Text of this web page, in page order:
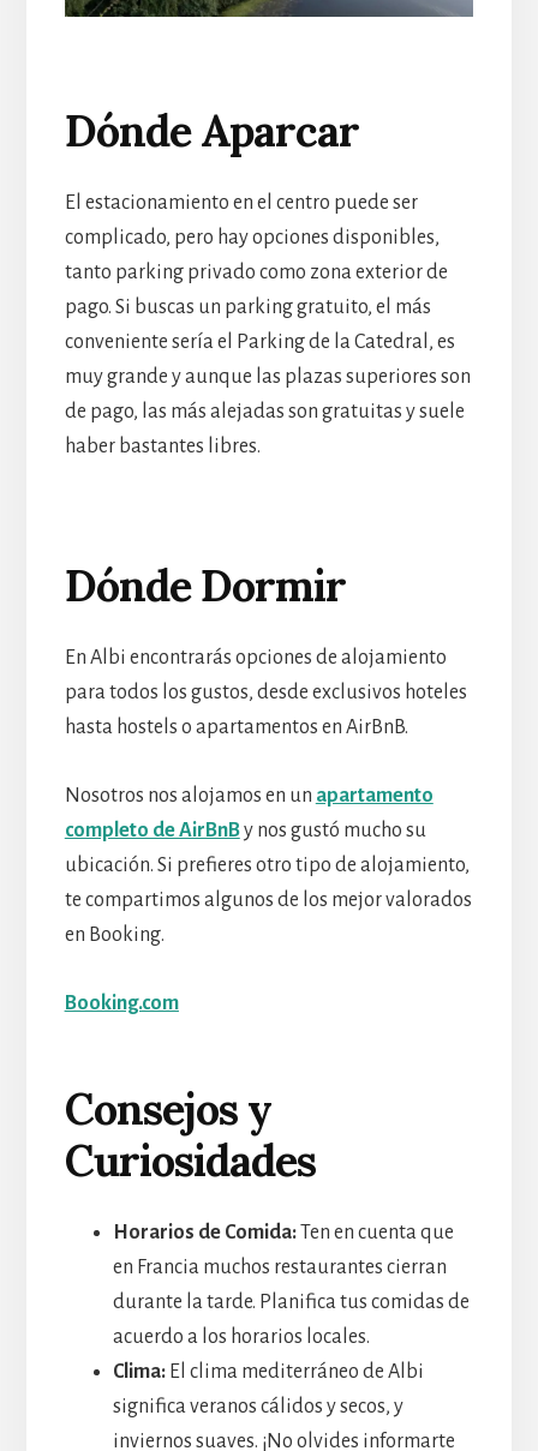
Dónde Aparcar
El estacionamiento en el centro puede ser
complicado, pero hay opciones disponibles,
tanto parking privado como zona exterior de
pago. Si buscas un parking gratuito, el más
conveniente sería el Parking de la Catedral, es
muy grande y aunque las plazas superiores son
de pago, las más alejadas son gratuitas y suele
haber bastantes libres.
Dónde Dormir
En Albi encontrarás opciones de alojamiento
para todos los gustos, desde exclusivos hoteles
hasta hostels o apartamentos en AirBnB.
Nosotros nos alojamos en un apartamento
completo de AirBnBy nos gustó mucho su
ubicación. Si prefieres otro tipo de alojamiento,
te compartimos algunos de los mejor valorados
en Booking.
Booking.com
Consejos y
Curiosidades
Horarios de Comida:Ten en cuenta que
en Francia muchos restaurantes cierran
durante la tarde. Planifica tus comidas de
acuerdo a los horarios locales.
Clima:El clima mediterráneo de Albi
significa veranos cálidos y secos, y
inviernos suaves. ¡No olvides informarte